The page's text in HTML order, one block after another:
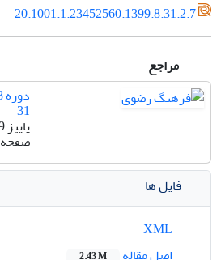
20.1001.1.23452560.1399.8.31.2.7
مراجع
31
پاییز 1399
صفحه
فایل ها